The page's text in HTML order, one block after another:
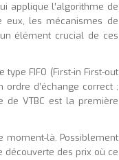
applique l’algorithme de
eux, les mécanismes de
élément crucial de ces
FIFO (First-in First-out
ordre d’échange correct ;
de VTBC est la première
moment-là. Possiblement
des prix où ce